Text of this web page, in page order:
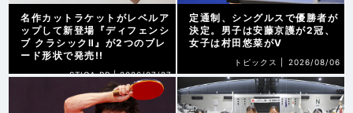
名作カットラケットがレベルア
ップして新登場『ディフェンシ
ブ クラシックⅡ』が2つのブレ
ード形状で発売!!
STIGA PR |2026/07/27
定通制、シングルスで優勝者が
決定。男子は安藤京護が2冠、
女子は村田悠菜がV
トピックス | 2026/08/06